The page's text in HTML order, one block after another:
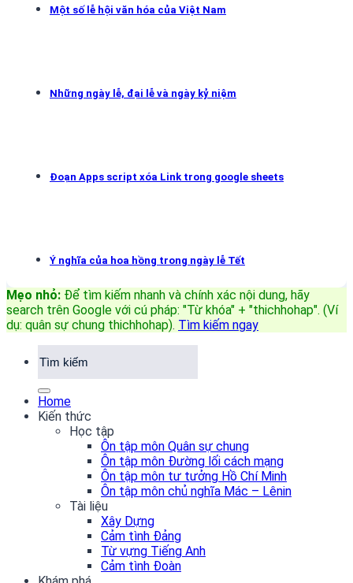
Một số lễ hội văn hóa của Việt Nam
Những ngày lễ, đại lễ và ngày kỷ niệm
Đoạn Apps script xóa Link trong google sheets
Ý nghĩa của hoa hồng trong ngày lễ Tết
Mẹo nhỏ: Để tìm kiếm nhanh và chính xác nội dung, hãy
search trên Google với cú pháp: "Từ khóa" + "thichhohap". (Ví
dụ: quân sự chung thichhohap). Tìm kiếm ngay
Home
Kiến thức
Học tập
Ôn tập môn Quân sự chung
Ôn tập môn Đường lối cách mạng
Ôn tập môn tư tưởng Hồ Chí Minh
Ôn tập môn chủ nghĩa Mác – Lênin
Tài liệu
Xây Dựng
Cảm tình Đảng
Từ vựng Tiếng Anh
Cảm tình Đoàn